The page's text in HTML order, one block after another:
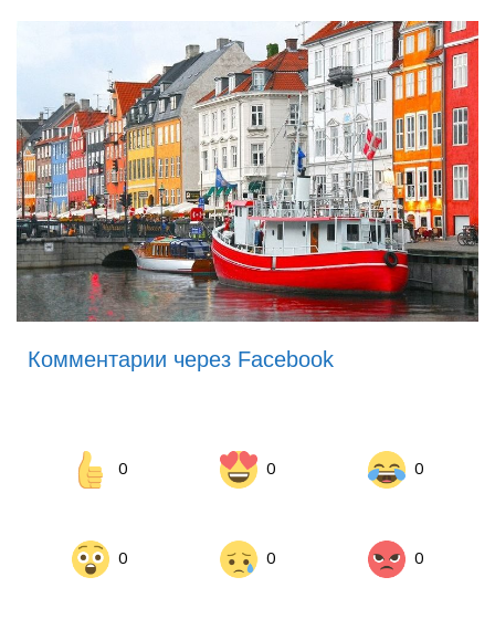
Комментарии через Facebook
0 0 0
0 0 0